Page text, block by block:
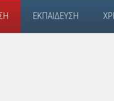
ΕΚΠΑΊΔΕΥΣΗ